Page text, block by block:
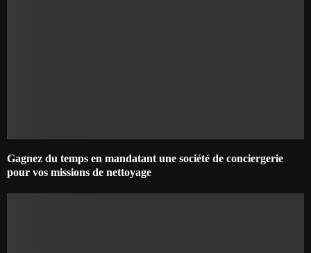
Gagnez du temps en mandatant une société de conciergerie
pour vos missions de nettoyage